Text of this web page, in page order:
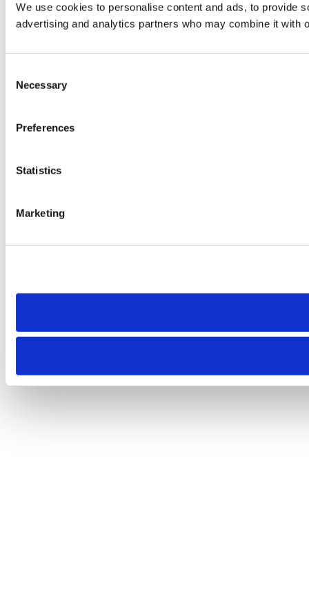
We use cookies to personalise content and ads, to provide
advertising and analytics partners who may combine it with
Selection
Necessary
Preferences
Statistics
Marketing